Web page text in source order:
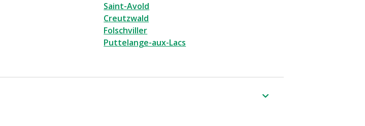
Saint-Avold
Creutzwald
Folschviller
Puttelange-aux-Lacs